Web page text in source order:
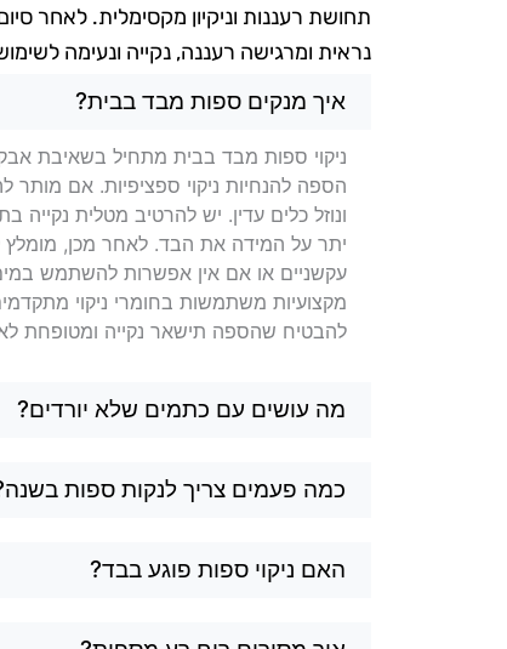
תחושת רעננות וניקיון מקסימלית. לאחר
נראית ומרגישה רעננה, נקייה ונעימה
שאלות בנושא ניקוי ספות
איך מנקים ספות מבד בבית?
ניקוי ספות מבד בבית מתחיל בשאיבת
הספה להנחיות ניקוי ספציפיות. אם
ונוזל כלים עדין. יש להרטיב מטלית
יתר על המידה את הבד. לאחר מכן,
עקשניים או אם אין אפשרות להשתמש
מקצועיות משתמשות בחומרי ניקוי
להבטיח שהספה תישאר נקייה ומטופחת
מה עושים עם כתמים שלא יורדים?
כמה פעמים צריך לנקות ספות
האם ניקוי ספות פוגע בבד?